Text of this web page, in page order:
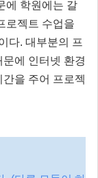
에 학원에는 갈
로젝트 수업을
다. 대부분의 프
에 인터넷 환경
을 주어 프로젝